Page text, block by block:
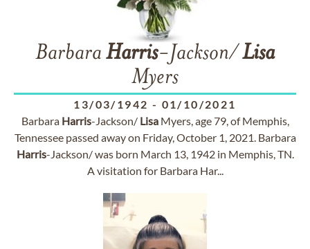
Barbara Harris-Jackson/Lisa
Myers
13/03/1942 - 01/10/2021
Barbara Harris-Jackson/ LisaMyers, age 79, of Memphis,
Tennessee passed away on Friday, October 1, 2021. Barbara
Harris-Jackson/ was born March 13, 1942 in Memphis, TN.
A visitation for Barbara Har...